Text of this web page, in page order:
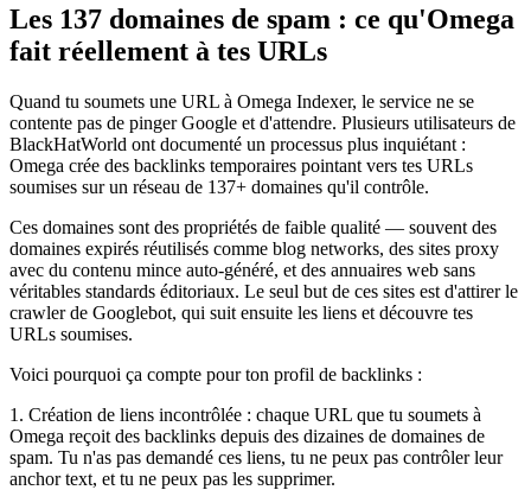
Les 137 domaines de spam : ce qu'Omega
fait réellement à tes URLs
Quand tu soumets une URL à Omega Indexer, le service ne se
contente pas de pinger Google et d'attendre. Plusieurs utilisateurs de
BlackHatWorld ont documenté un processus plus inquiétant :
Omega crée des backlinks temporaires pointant vers tes URLs
soumises sur un réseau de 137+ domaines qu'il contrôle.
Ces domaines sont des propriétés de faible qualité — souvent des
domaines expirés réutilisés comme blog networks, des sites proxy
avec du contenu mince auto-généré, et des annuaires web sans
véritables standards éditoriaux. Le seul but de ces sites est d'attirer le
crawler de Googlebot, qui suit ensuite les liens et découvre tes
URLs soumises.
Voici pourquoi ça compte pour ton profil de backlinks :
1. Création de liens incontrôlée : chaque URL que tu soumets à
Omega reçoit des backlinks depuis des dizaines de domaines de
spam. Tu n'as pas demandé ces liens, tu ne peux pas contrôler leur
anchor text, et tu ne peux pas les supprimer.